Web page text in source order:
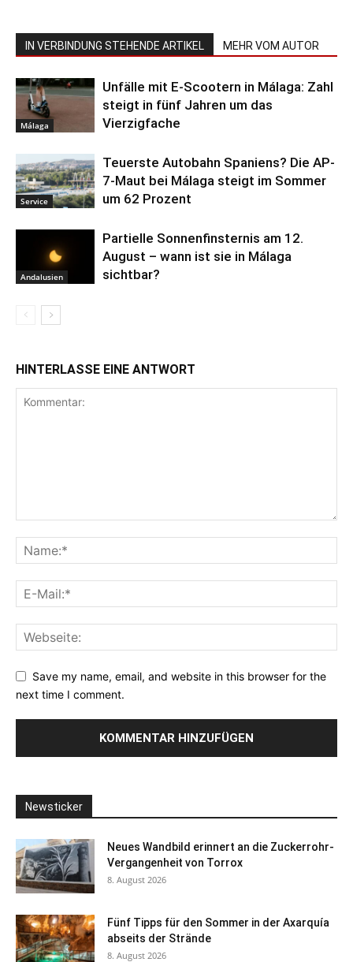
IN VERBINDUNG STEHENDE ARTIKEL MEHR VOM AUTOR
Málaga
Unfälle mit E-Scootern in Málaga: Zahl
steigt in fünf Jahren um das
Vierzigfache
Service
Teuerste Autobahn Spaniens? Die AP-
7-Maut bei Málaga steigt im Sommer
um 62 Prozent
Andalusien
Partielle Sonnenfinsternis am 12.
August – wann ist sie in Málaga
sichtbar?
HINTERLASSE EINE ANTWORT
Save my name, email, and website in this browser for the
next time I comment.
Newsticker
Neues Wandbild erinnert an die Zuckerrohr-
Vergangenheit von Torrox
8. August 2026
Fünf Tipps für den Sommer in der Axarquía
abseits der Strände
8. August 2026